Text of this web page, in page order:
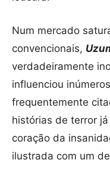
Num mercado
convencionais,
verdadeiramente
influenciou
frequentemente
histórias de terror
coração da
ilustrada com um